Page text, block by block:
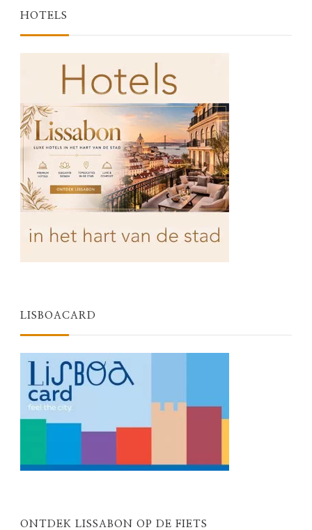
HOTELS
LISBOACARD
ONTDEK LISSABON OP DE FIETS